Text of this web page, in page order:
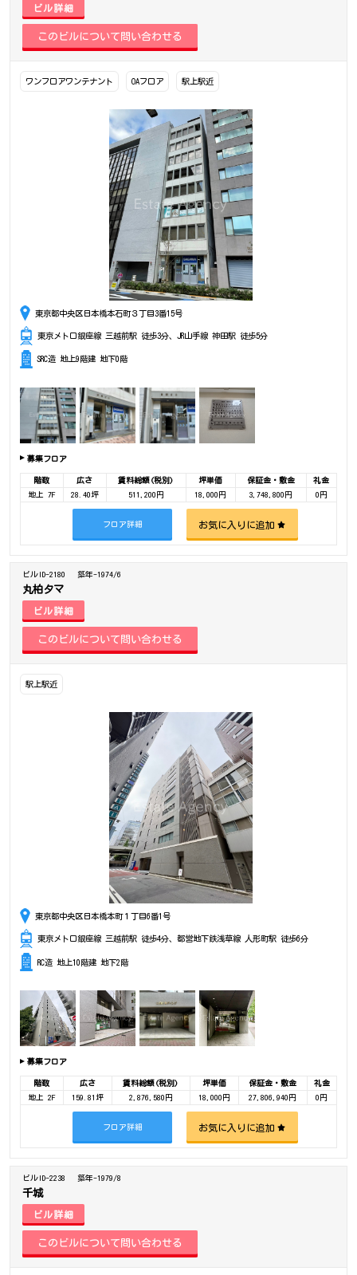
ビル詳細
ワンフロアワンテナント OAフロア 駅上駅近
東京都中央区日本橋本石町３丁目3番15号
東京メトロ銀座線 三越前駅 徒歩3分、JR山手線 神田駅 徒歩5分
SRC造 地上9階建 地下0階
募集フロア
階数 広さ 賃料総額(税別) 坪単価 保証金・敷金
礼金
地上 7F
28.40坪 511,200円 18,000円 3,748,800円 0円
フロア詳細 お気に入りに追加
ビルID-2180 築年-1974/6
丸柏タマ
ビル詳細
駅上駅近
東京都中央区日本橋本町１丁目6番1号
東京メトロ銀座線 三越前駅 徒歩4分、都営地下鉄浅草線 人形町駅 徒歩6分
RC造 地上10階建 地下2階
募集フロア
階数 広さ 賃料総額(税別) 坪単価 保証金・敷金
礼金
地上 2F
159.81坪 2,876,580円 18,000円 27,806,940円 0円
フロア詳細 お気に入りに追加
ビルID-2238 築年-1979/8
千城
ビル詳細